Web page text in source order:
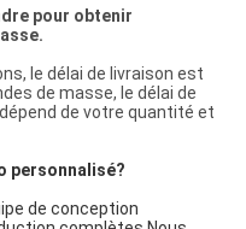
pour obtenir
le délai de livraison est
de masse, le délai de
de votre quantité et
personnalisé?
de conception